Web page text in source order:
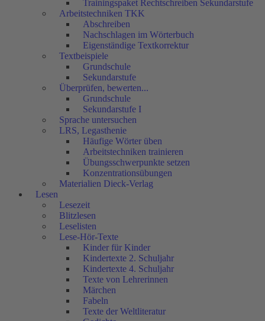
Trainingspaket Rechtschreiben Sekundarstufe
Arbeitstechniken TKK
Abschreiben
Nachschlagen im Wörterbuch
Eigenständige Textkorrektur
Textbeispiele
Grundschule
Sekundarstufe
Überprüfen, bewerten...
Grundschule
Sekundarstufe I
Sprache untersuchen
LRS, Legasthenie
Häufige Wörter üben
Arbeitstechniken trainieren
Übungsschwerpunkte setzen
Konzentrationsübungen
Materialien Dieck-Verlag
Lesen
Lesezeit
Blitzlesen
Leselisten
Lese-Hör-Texte
Kinder für Kinder
Kindertexte 2. Schuljahr
Kindertexte 4. Schuljahr
Texte von Lehrerinnen
Märchen
Fabeln
Texte der Weltliteratur